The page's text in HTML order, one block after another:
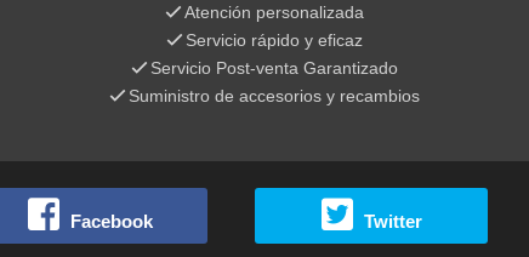
Atención personalizada
Servicio rápido y eficaz
Servicio Post-venta Garantizado
Suministro de accesorios y recambios
Facebook Twitter